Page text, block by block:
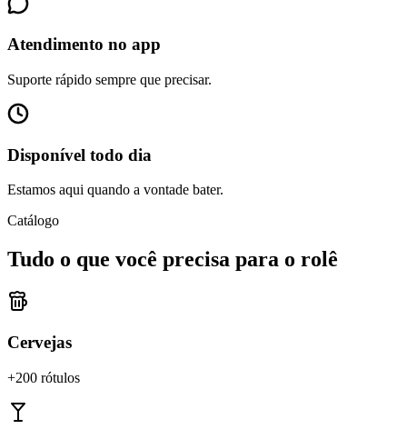
Atendimento no app
Suporte rápido sempre que precisar.
Disponível todo dia
Estamos aqui quando a vontade bater.
Catálogo
Tudo o que você precisa para o rolê
Cervejas
+200 rótulos